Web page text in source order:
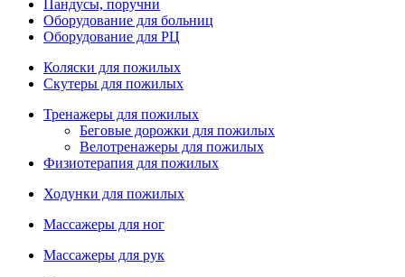
Пандусы, поручни
Оборудование для больниц
Оборудование для РЦ
Коляски для пожилых
Скутеры для пожилых
Тренажеры для пожилых
Беговые дорожки для пожилых
Велотренажеры для пожилых
Физиотерапия для пожилых
Ходунки для пожилых
Массажеры для ног
Массажеры для рук